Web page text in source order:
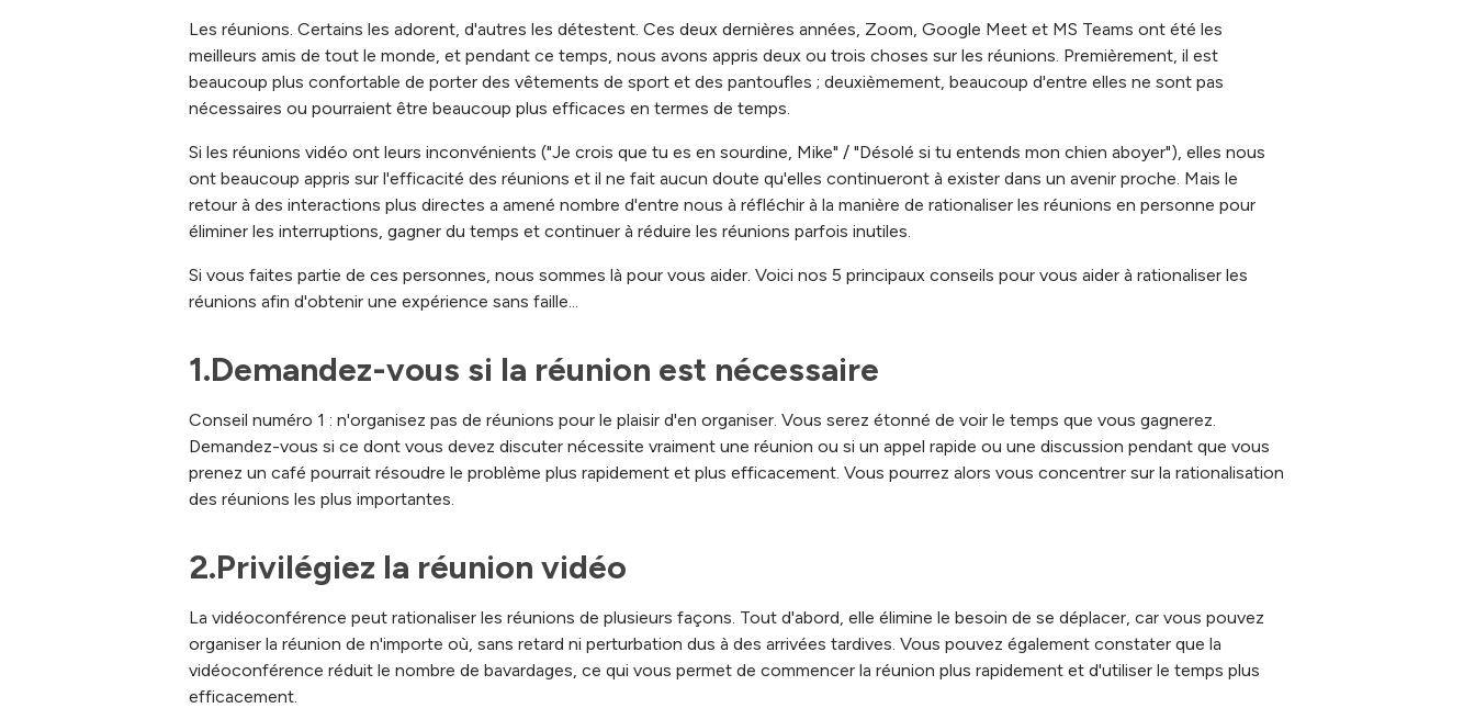
Les réunions. Certains les adorent, d'autres les détestent. Ces deux dernières années, Zoom, Google Meet et MS Teams ont été les
meilleurs amis de tout le monde, et pendant ce temps, nous avons appris deux ou trois choses sur les réunions. Premièrement, il est
beaucoup plus confortable de porter des vêtements de sport et des pantoufles ; deuxièmement, beaucoup d'entre elles ne sont pas
nécessaires ou pourraient être beaucoup plus efficaces en termes de temps.
Si les réunions vidéo ont leurs inconvénients ("Je crois que tu es en sourdine, Mike" / "Désolé si tu entends mon chien aboyer"), elles nous
ont beaucoup appris sur l'efficacité des réunions et il ne fait aucun doute qu'elles continueront à exister dans un avenir proche. Mais le
retour à des interactions plus directes a amené nombre d'entre nous à réfléchir à la manière de rationaliser les réunions en personne pour
éliminer les interruptions, gagner du temps et continuer à réduire les réunions parfois inutiles.
Si vous faites partie de ces personnes, nous sommes là pour vous aider. Voici nos 5 principaux conseils pour vous aider à rationaliser les
réunions afin d'obtenir une expérience sans faille...
1.Demandez-vous si la réunion est nécessaire
Conseil numéro 1 : n'organisez pas de réunions pour le plaisir d'en organiser. Vous serez étonné de voir le temps que vous gagnerez.
Demandez-vous si ce dont vous devez discuter nécessite vraiment une réunion ou si un appel rapide ou une discussion pendant que vous
prenez un café pourrait résoudre le problème plus rapidement et plus efficacement. Vous pourrez alors vous concentrer sur la rationalisation
des réunions les plus importantes.
2.Privilégiez la réunion vidéo
La vidéoconférence peut rationaliser les réunions de plusieurs façons. Tout d'abord, elle élimine le besoin de se déplacer, car vous pouvez
organiser la réunion de n'importe où, sans retard ni perturbation dus à des arrivées tardives. Vous pouvez également constater que la
vidéoconférence réduit le nombre de bavardages, ce qui vous permet de commencer la réunion plus rapidement et d'utiliser le temps plus
efficacement.